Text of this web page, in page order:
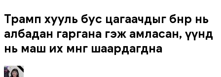
Трамп хууль бус цагаачдыг бөөнөөр нь
албадан гаргана гэж амласан, үүнд
нь маш их мөнгө шаардагдна